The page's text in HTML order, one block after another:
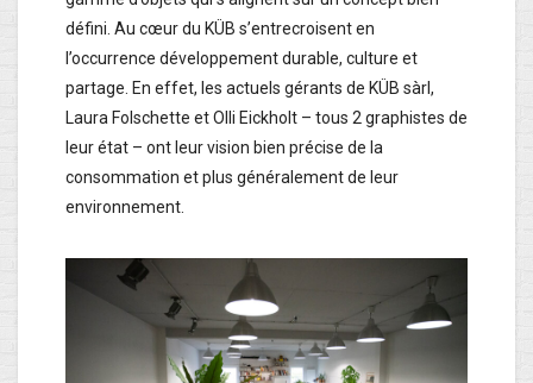
défini. Au cœur du KÜB s’entrecroisent en
l’occurrence développement durable, culture et
partage. En effet, les actuels gérants de KÜB sàrl,
Laura Folschette et Olli Eickholt – tous 2 graphistes de
leur état – ont leur vision bien précise de la
consommation et plus généralement de leur
environnement.